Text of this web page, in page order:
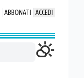
ABBONATI ACCEDI